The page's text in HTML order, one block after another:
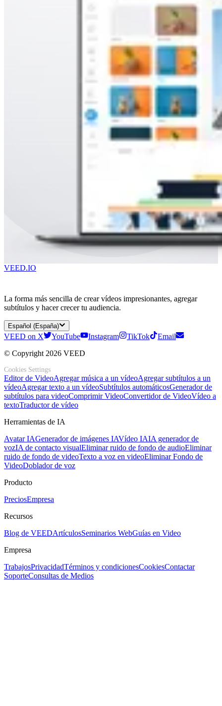
VEED.IO
La forma más sencilla de crear vídeos impresionantes, agregar
subtítulos y hacer crecer tu audiencia.
Español (España)
VEED on X YouTube Instagram TikTok
Email
© Copyright 2026 VEED
Cookies Settings
Editor de VideoAgregar música a un vídeoAgregar subtítulos a un
vídeoAgregar texto a un vídeoSubtítulos automáticosGenerador de
subtítulos para videoComprimir VideoConvertidor de VideoVídeo a
textoTraductor de vídeo
Herramientas de IA
Avatar IAGenerador de imágenes IAVídeo IAIA generador de
vozIA de contacto visualEliminar ruido de fondo de audioEliminar
ruido de fondo de videoTexto a voz en videoEliminar Fondo de
VideoDoblador de voz
Producto
PreciosEmpresa
Recursos
Blog de VEEDArtículosSeminarios WebGuías en Video
Empresa
TrabajosPrivacidadTérminos y condicionesCookiesContactar
SoporteConsultas de Medios